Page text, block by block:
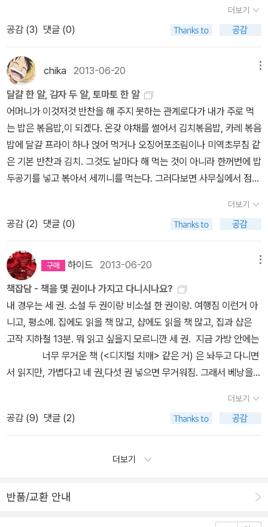
모든 희망을 잃고 죽을 날만 기다리던 천재수학자이자 수학교사 이시
가미.. 어느 날 그의 이웃집에 이사 온 모녀.. 이시가미의 순수에 대한
기 쉽고 맑은 물은 오염되기 쉬운 법.. 소설에서는 사랑하는 이에 대한
이시가미의 헌신은 끝내 좌절되고 만다.. 몇 년 전 한국에서도 이 소설
을 원작으로 한국판 용의자x가 제작되었다. 방은진 감독, 류승범, 이
요원, 조진웅 주연이었는데 흥행에는 실패한 모양이다. 내가 보기엔
원작의 묘미와 의도를 잘 살린 수작이었는데.. 류승범, 이요원, 조진웅
의 연기가 좋았고 방은진 감독의 연출도 좋았다. 이시가미 역을 맡은
류승범의 연기는 원작소설보다 더 잘 된 것 같다. 한국판 용의자x는
원작과 결말이 확연히 다르다. 한국판 용의자x의 헌신은 어떤 결말일
고 이 작품도 최근에 한국에서 정재영주연으로 영화화됐다. 한국판
방황하는 칼날은 아직보지 못했다. 딸을 가진 부모님들은 이 소설을
끝까지 읽는게 좀 부담스러울 것 같다. 철없는 고등학생들에게 딸을
잃은 아버지의 복수이야기..사적 복수를 허용하지 않는 국가체제에
서 살고 있는 우리가 범죄의 피해자가 되었을 때 어떻게 해야 할 것인
지 생각해 볼 기회를 주는 소설이다. 이 소설도 역시 빠르게 잘 읽힌
다. 4. <다잉 아이>히가시노 게이고 으스스한 납량물.. 제목 그
대로 죽어가는 사람의 눈을 주제로 한 소설이다. 소설 분위기는 예전
에 톰 크루즈의 <바닐라 스카이>라는 영화와 비슷한데 교통사고로
기억을 잃어버린 술집 바텐더가 진실을 찾아가는 내용이다. 한번 읽
기 시작하면 결말이 궁금해 결국 끝까지 다 읽어야 하는 소설이지만
크게 권하고 싶은 작품은 아니다. 5. <새벽거리에서>히가시노
게이고 불륜을 소재로 한 작품인데 결말의 반전이 충격적이다. 작가
전은 독 자들을 멍하게 만든다. 결말은 희극도 비극도 아니고 불륜은
불륜남녀의 비극적 선택도 없지만 불륜이라는 행위그 자체는 실감나
집어들지 않을 수 없다. 모두 황금가지에서 꾸준히 다카노 가즈아키
의 책이 나오고 있다. 신간인
은 아직 어떨지 모르겠는데, 작년에 나온
<제노사이드>는 적절한 홍보와 작품이 입소문을 타면서 꽤 많이 읽
힌 것 같다. [ 요코야마 히데오 ]듬성듬성하지만 그래도 꾸
준히 번역돼고 있는 작가 중 한명인 요코야마 히데오. 기자로 활동하
다 1998년 마쓰모토 세이초상을 받으며 등단했다. 그의 소설 <클레
이머즈 하이>가 합본되어 재출간됐고, 얼마 전에는 그의 신작 <64>
가 번역돼기도 했다. <루팡의 소식>이후 그의 작품은 읽은 적이 없는
데 이번 <64>가 꽤 읽을 만 하다고 들었다. [ 에쿠니 가오
리 ]여류작가 중에서는 에쿠니 가오리도 빼놓을 수 없다. 일본에서는
어떨런지 모르겠는데, <냉정과 열정사이>가 대박터진 이후 한 출판
로 ]이른바 '증후군' 시리즈로 한국에서 눈도장을 찍은 작가 누쿠이 도
쿠로는, 일본 문학을 잘 들여다 보는이가 아니라면 그냥 지나칠 수도
있는 작가다. 장르문학과 문단문학 사이를 넘나들며 활발한 활동을
보이고 있는 작가다. 이번에 작년 나오키상 최종 후보작이었던 <신월
담>이 번역 돼 그의 최근 문학세계를 들여다 볼 수 있는 좋은 계기를
고양이에 관한 소설인데 저번주에도 고양이 관련 소설이 두 어 권 있
었던 것으로 기억한다. 언제 한번 다 같이 묶어봐야겠다. 뭐
설명이 필요하랴. 당기면 읽어라. 칼레드 호세이니의 <그리고 산이
울렸다>도 예판에 들어갔다. 이 표지는 영문판 아닌가? 왜 이게 올라
와있는지는 알라딘 고객센터에 문의하세요. <마의 산>이 <
마법의 산>이란 제목으로 나온다. 역자는 원당희, 출판사는 세창출판
사. <마법의 산>으로 번역하니까 느낌이 굉장히 다르다. 제발트의 <
공중전과 문학>이 인문서가에 꽂힌 작가 시리즈로 나왔다. 이 책을
보고 떠오른 책이 있는데 제길 생각이 안난다. 열린책들에서
는 다비드 포앙키노스의 <레논>이라는 제목의 소설이 나왔는데, 비
냐. 프랑스 소설로 <오르배 섬의 비밀>도 추가했다. 요새는 프랑스고
독일이고 소설이 많이 번역되지 않는 느낌이다. 시집으로는
역시 메이저 출판사의 시집을 고를 수 밖에 없었다. 나는 시에 무지하
므로. 그 중에서도 창비에서 나온 정호승의 <여행>이 눈에 띈다.
프랑수아즈 사강의 병원치료기(?)를 엮은 에세이집 <독약>
이 번역됐다. 1957년 당한 교통사고로 통증완화를 위한 약을 처방받
으면서 환각을 경험하게 됐다고 한다. 원판 출간이 언젠지 모르겠다.
<밤의 인문학>은 신촌의 뒷골목 바에서 나눈 인문토론정도로 생각하
면 되려나. 저자는 일러스트레이터 '밥장'이라는 분이다. 그 바닥에선
꽤나 이름이 알려진 분인 듯 한데 책 안의 그림체도 신선하고 한번 집
어들어 봐야겠다. 우리 찬호박 형님의 에세이 <끝이 있어야 시작도
거슨의 그리 중요하지 않은 책 같은 느낌을 주는 <위대한 퇴보>가 나
니 한 번 정리를 해 둔다. 천병희 옹의 <이솝우화> 번역본도 나왔고,
등의 삶을 통해 창조적인 사람들의 열정을 풀어 쓴 <너는 가슴을 따
두고 현실의 삶에 집중하지만, 소수의 특별한 사람들은 풀리지 않을
줄 알면서도 여전히 이 문제에 매달려 평생을 보내기도 한다. 이 책은
이 모든 사람들에 대한 취재이자, 그 가운데 한 사람의 기록이다.프리
랜서 작가 짐 홀트는 어렸을 때부터 하나님께서 무에서 유를 창조하
셨다고 배웠지만, 종교에서 한 발만 벗어나도 답변이 불가능하다는
사실을 깨닫고는 이 문제에 천착하기 시작했다. 그는 이 존재의 수수
께끼를 풀기 위해 철학자와 신학자, 분자물리학자와 우주철학자 그리
고 신화학자와 소설가를 차례로 만나며 생각의 범위를 넓히고, 역사
속의 그리고 오늘의 모범 답안을 이해하고 정리한다. 이 과정에서 그
는 애완견과 어머니의 죽음을 겪는데, 저자가 경험한 두 층위의 이야
기를 이렇게 정리할 수도 있겠다. “우리는 우주가 왜 존재하는지 결코
알 수 없지만 존재가 사라질 때의 슬픔은 너무나 잘 알고 있다.” 결국
이 책이 찾아 헤맨, 인류가 풀지 못한 수수께끼의 해답도 여기 어딘가
창조한다는 건 불가능해 보인다. 그렇지만 짐 홀트는 위대한 열정과
생기로 이 작업을 해냈다. 그의 지적인 겸손함과 정신적인 관대함, 작
은 것도 놓치지 않는 눈썰미와 자신을 낮추는 유머감각은 이론적이고
복잡한 내용을 아주 매력적인 책으로 만들었다. 우주의 기원에 대한
논의에 매료된 사람이라면, 그리고 힉스 입자 발견과 같은 최근의 사
건에 주목하는 사람이라면 이 책을 읽어라.(프랜시스 케인) KN의 비
극다카노 가즈아키 지음, 김아영 옮김 / 황금가지가독성 만점의 서스
펜스!'젊은 나이에 베스트셀러 작가가 된 슈헤이와 그의 아내 가나미.
부의 사이를 갈라 놓는다. 슈헤이는 기쁘지가 않다. 이제 막 베스트셀
러 작가가 된 그는 아직 자신이 불안정한 직업을 갖고 있다고 생각하
기 때문이다. 좀더 시간이 지난 뒤에 다시 아기를 갖자고, 슈헤이는 가
현한 가나미의 또다른 자아일까? 아니면 영아의 죽음과 관련된 어떤
은 다카노 가즈아키가 <제노사이드>를 쓰기 전, 본래
더보기
공감 (3) 댓글 (0)
chika 2013-06-20
달걀 한 알, 감자 두 알, 토마토 한 알
어머니가 이것저것 반찬을 해 주지 못하는 관계로다가 내가 주로 먹
는 밥은 볶음밥,이 되겠다. 온갖 야채를 썰어서 김치볶음밥, 카레 볶음
밥에 달걀 프라이 하나 얹어 먹거나 오징어포조림이나 미역초무침 같
은 기본 반찬과 김치. 그것도 날마다 해 먹는 것이 아니라 한꺼번에 밥
두공기를 넣고 볶아서 세끼니를 먹는다. 그러다보면 사무실에서 점심
지 밥 볶아 먹고 나니 오늘은 뭘 해 먹어야지? 라는 생각에 잠시 고민
하는 척 하다가 마침 감자가 보이길래 그냥 감자를 쪄서 먹기로. 달걀
도 삶고. 건강을 위해 토마토도 하나. 그렇게 해서 먹으니 한끼니가 완
전 넉넉하다. 그런데 오늘은 오랫만에 상여금도 받는 월급날. 뭔가 맛
있는 걸 먹었으면 좋겠는데, 싶은 생각이 들지만 점심을 혼자 먹으니
그 맛있는 걸 먹을수가 있어야지. 그래서 대신 책을 먹어보기로 했다.
음... 맛난 책들. 마침 오늘 받은 시사인에 '여름의 책꽂이' 특집이 실려
있다. 만만하게 읽을 수 있는 책이 아니라고 생각해. 그런데 가
만히 책 소개를 읽고 있으면 마구 읽고 싶어지는 걸 어떻게 해야하나.
이건 꼭 맛있는 음식을 마구 늘어놓고 다 먹어보고 싶은데 능력(!?)이
안되는 내 몸뚱아리를 마주하고있는 것과 비슷한 느낌이다. 영양식으
로, 특히나 요즘은 나날이 찌고 있는 살을 빼야 한다는 걱정까지 더해
서 음식에 대한 고민이 많은데 어떤 책을 먼저 골라 읽어야 하는지에
제노사이드 이후의 작품이라 더 기대가 되는데 말이다. 아, 그러고 보
할 생각이니 미미여사 노트 때문에 래핑을 뜯었을 뿐. 타샤의 나
더보기
공감 (2) 댓글 (0)
하이드 2013-06-20
책잡담 - 책을 몇 권이나 가지고 다니시나요?
내 경우는 세 권. 소설 두 권이랑 비소설 한 권이랑. 여행짐 이런거 아
니고, 평소에. 집에도 읽을 책 많고, 샵에도 읽을 책 많고, 집과 샵은
고작 지하철 13분. 뭐 읽고 싶을지 모르니깐 세 권. 지금 가방 안에는
서 읽지만, 가볍다고 네 권,다섯 권 넣으면 무거워짐. 그래서 베낭을
이에 일약 베스트셀러 작가 자리에 오른 슈헤이는 새로운 맨션을 구
입하고 아내 가나미와의 행복한 삶을 꿈꾼다. 그러던 어느 날 임신한
사실을 알게 된 가나미가 기뻐하며 남편에게 소식을 전하지만, 슈헤
이는 불안정한 직업과 맨션을 구입하는 데 탕진한 재산 때문에 좀 더
괴로워하면서도 마지못해 수긍한다. 그러나 이후 가나미에게 다른 여
성의 의식이 나타나는 이변이 벌어지고 정신과 의사인 이소가이라 그
녀를 돕기 위해 나서면서 사태는 겉잡을 수 없이 급변한다. 과연 가나
더보기
공감 (9) 댓글 (2)
더보기
반품/교환 안내